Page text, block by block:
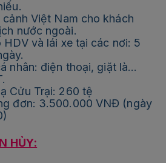
cảnh Việt Nam cho khách
nước ngoài.
và lái xe tại các nơi: 5
nhân: điện thoại, giặt là…
Cửu Trại: 260 tệ
đơn: 3.500.000 VNĐ (ngày
HỦY: